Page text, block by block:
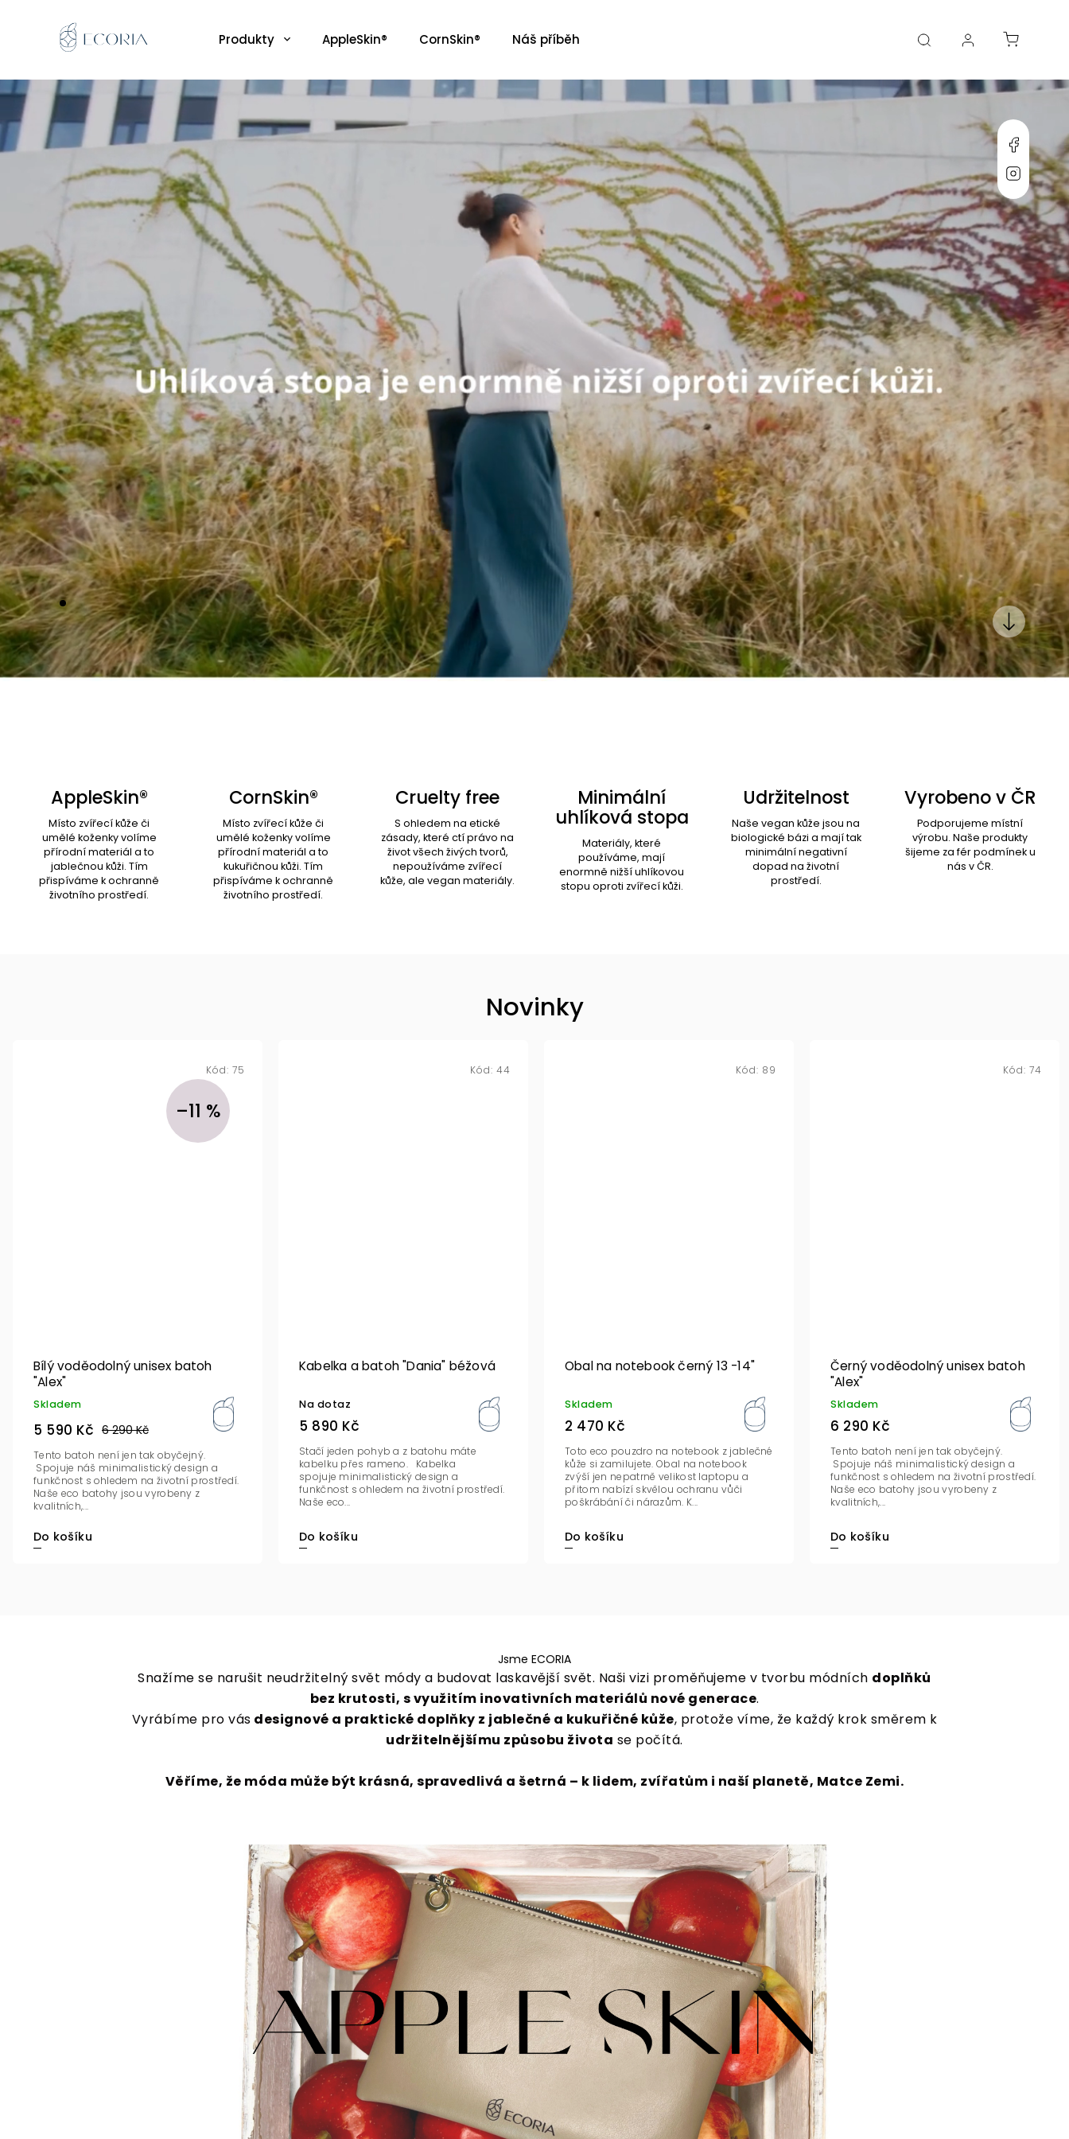
Produkty AppleSkin® CornSkin® Náš příběh
AppleSkin®
Místo zvířecí kůže či
umělé koženky volíme
přírodní materiál a to
jablečnou kůži. Tím
přispíváme k ochranně
životního prostředí.
CornSkin®
Místo zvířecí kůže či
umělé koženky volíme
přírodní materiál a to
kukuřičnou kůži. Tím
přispíváme k ochranně
životního prostředí.
Cruelty free
S ohledem na etické
zásady, které ctí právo na
život všech živých tvorů,
nepoužíváme zvířecí
kůže, ale vegan materiály.
Minimální
uhlíková stopa
Materiály, které
používáme, mají
enormně nižší uhlíkovou
stopu oproti zvířecí kůži.
Udržitelnost
Naše vegan kůže jsou na
biologické bázi a mají tak
minimální negativní
dopad na životní
prostředí.
Vyrobeno v ČR
Podporujeme místní
výrobu. Naše produkty
šijeme za fér podmínek u
nás v ČR.
Novinky
–11 %
Bílý voděodolný unisex batoh
"Alex"
Skladem
6 290 Kč
5 590 Kč
Do košíku
Tento batoh není jen tak obyčejný.
Spojuje náš minimalistický design a
funkčnost s ohledem na životní prostředí.
Naše eco batohy jsou vyrobeny z
kvalitních,...
Kód: 75
Kabelka a batoh "Dania" béžová
Na dotaz
5 890 Kč
Do košíku
Stačí jeden pohyb a z batohu máte
kabelku přes rameno. Kabelka
spojuje minimalistický design a
funkčnost s ohledem na životní prostředí.
Naše eco...
Kód: 44
Obal na notebook černý 13 -14"
Skladem
2 470 Kč
Do košíku
Toto eco pouzdro na notebook z jablečné
kůže si zamilujete. Obal na notebook
zvýší jen nepatrně velikost laptopu a
přitom nabízí skvělou ochranu vůči
poškrábání či nárazům. K...
Kód: 89
Černý voděodolný unisex batoh
"Alex"
Skladem
6 290 Kč
Do košíku
Tento batoh není jen tak obyčejný.
Spojuje náš minimalistický design a
funkčnost s ohledem na životní prostředí.
Naše eco batohy jsou vyrobeny z
kvalitních,...
Kód: 74
Jsme ECORIA
Snažíme se narušit neudržitelný svět módy a budovat laskavější svět. Naši vizi proměňujeme v tvorbu módních doplňků
bez krutosti, s využitím inovativních materiálů nové generace.
Vyrábíme pro vás designové a praktické doplňky z jablečné a kukuřičné kůže, protože víme, že každý krok směrem k
udržitelnějšímu způsobu života se počítá.
Věříme, že móda může být krásná, spravedlivá a šetrná – k lidem, zvířatům i naší planetě, Matce Zemi.